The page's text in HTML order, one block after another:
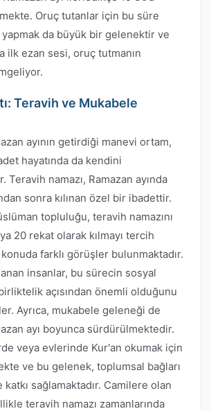
Oruç tutanlar için bu süre
yapmak da büyük bir gelenektir ve
ilk ezan sesi, oruç tutmanın
Teravih ve Mukabele
ayının getirdiği manevi ortam,
hayatında da kendini
Teravih namazı, Ramazan ayında
sonra kılınan özel bir ibadettir.
topluluğu, teravih namazını
20 rekat olarak kılmayı tercih
farklı görüşler bulunmaktadır.
insanlar, bu sürecin sosyal
açısından önemli olduğunu
Ayrıca, mukabele geleneği de
ayı boyunca sürdürülmektedir.
veya evlerinde Kur'an okumak için
ve bu gelenek, toplumsal bağları
sağlamaktadır. Camilere olan
teravih namazı zamanlarında